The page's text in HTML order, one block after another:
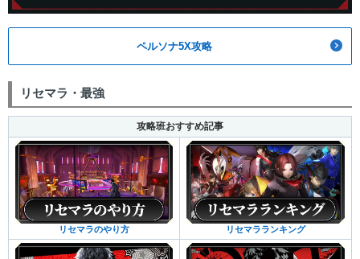
ペルソナ5X攻略
リセマラ・最強
攻略班おすすめ記事
リセマラのやり方 リセマラランキング